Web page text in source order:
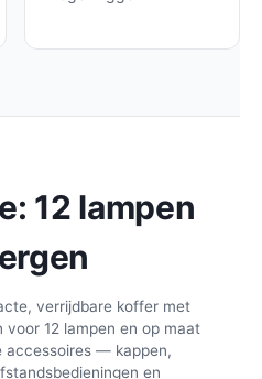
12 lampen
verrijdbare koffer met
12 lampen en op maat
accessoires — kappen,
en